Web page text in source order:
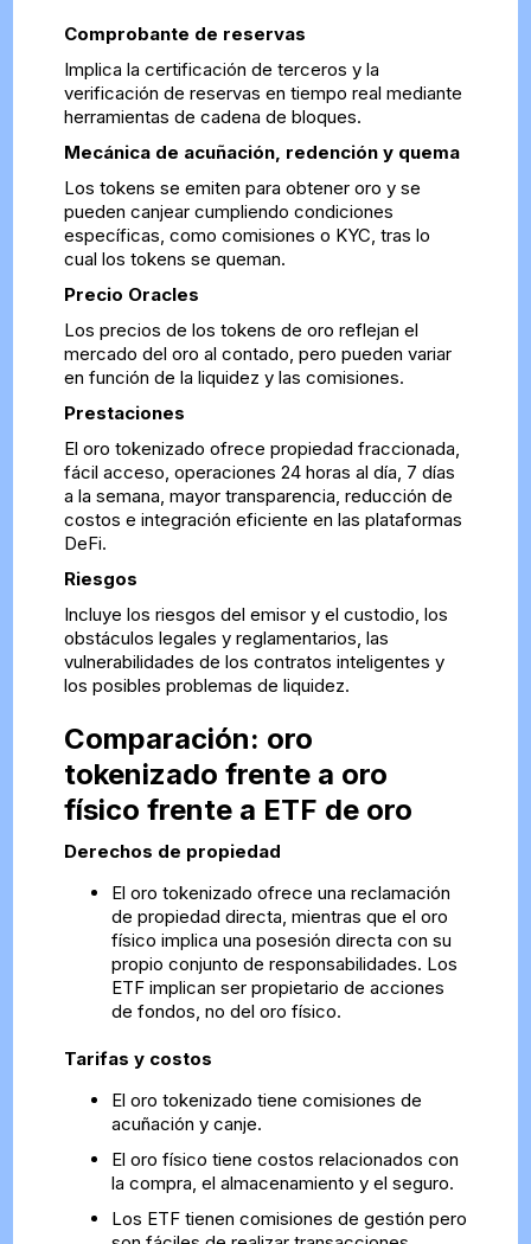
Comprobante de reservas
Implica la certificación de terceros y la
verificación de reservas en tiempo real mediante
herramientas de cadena de bloques.
Mecánica de acuñación, redención y quema
Los tokens se emiten para obtener oro y se
pueden canjear cumpliendo condiciones
específicas, como comisiones o KYC, tras lo
cual los tokens se queman.
Precio Oracles
Los precios de los tokens de oro reflejan el
mercado del oro al contado, pero pueden variar
en función de la liquidez y las comisiones.
Prestaciones
El oro tokenizado ofrece propiedad fraccionada,
fácil acceso, operaciones 24 horas al día, 7 días
a la semana, mayor transparencia, reducción de
costos e integración eficiente en las plataformas
DeFi.
Riesgos
Incluye los riesgos del emisor y el custodio, los
obstáculos legales y reglamentarios, las
vulnerabilidades de los contratos inteligentes y
los posibles problemas de liquidez.
Comparación: oro
tokenizado frente a oro
físico frente a ETF de oro
Derechos de propiedad
El oro tokenizado ofrece una reclamación
de propiedad directa, mientras que el oro
físico implica una posesión directa con su
propio conjunto de responsabilidades. Los
ETF implican ser propietario de acciones
de fondos, no del oro físico.
Tarifas y costos
El oro tokenizado tiene comisiones de
acuñación y canje.
El oro físico tiene costos relacionados con
la compra, el almacenamiento y el seguro.
Los ETF tienen comisiones de gestión pero